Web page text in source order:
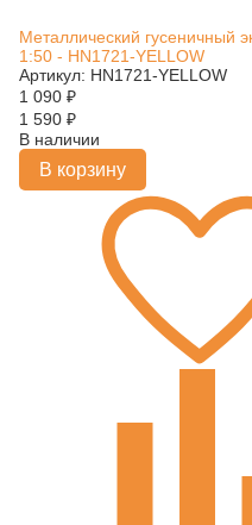
Металлический гусеничный
1:50 - HN1721-YELLOW
Артикул: HN1721-YELLOW
1 090 ₽
1 590 ₽
В наличии
В корзину